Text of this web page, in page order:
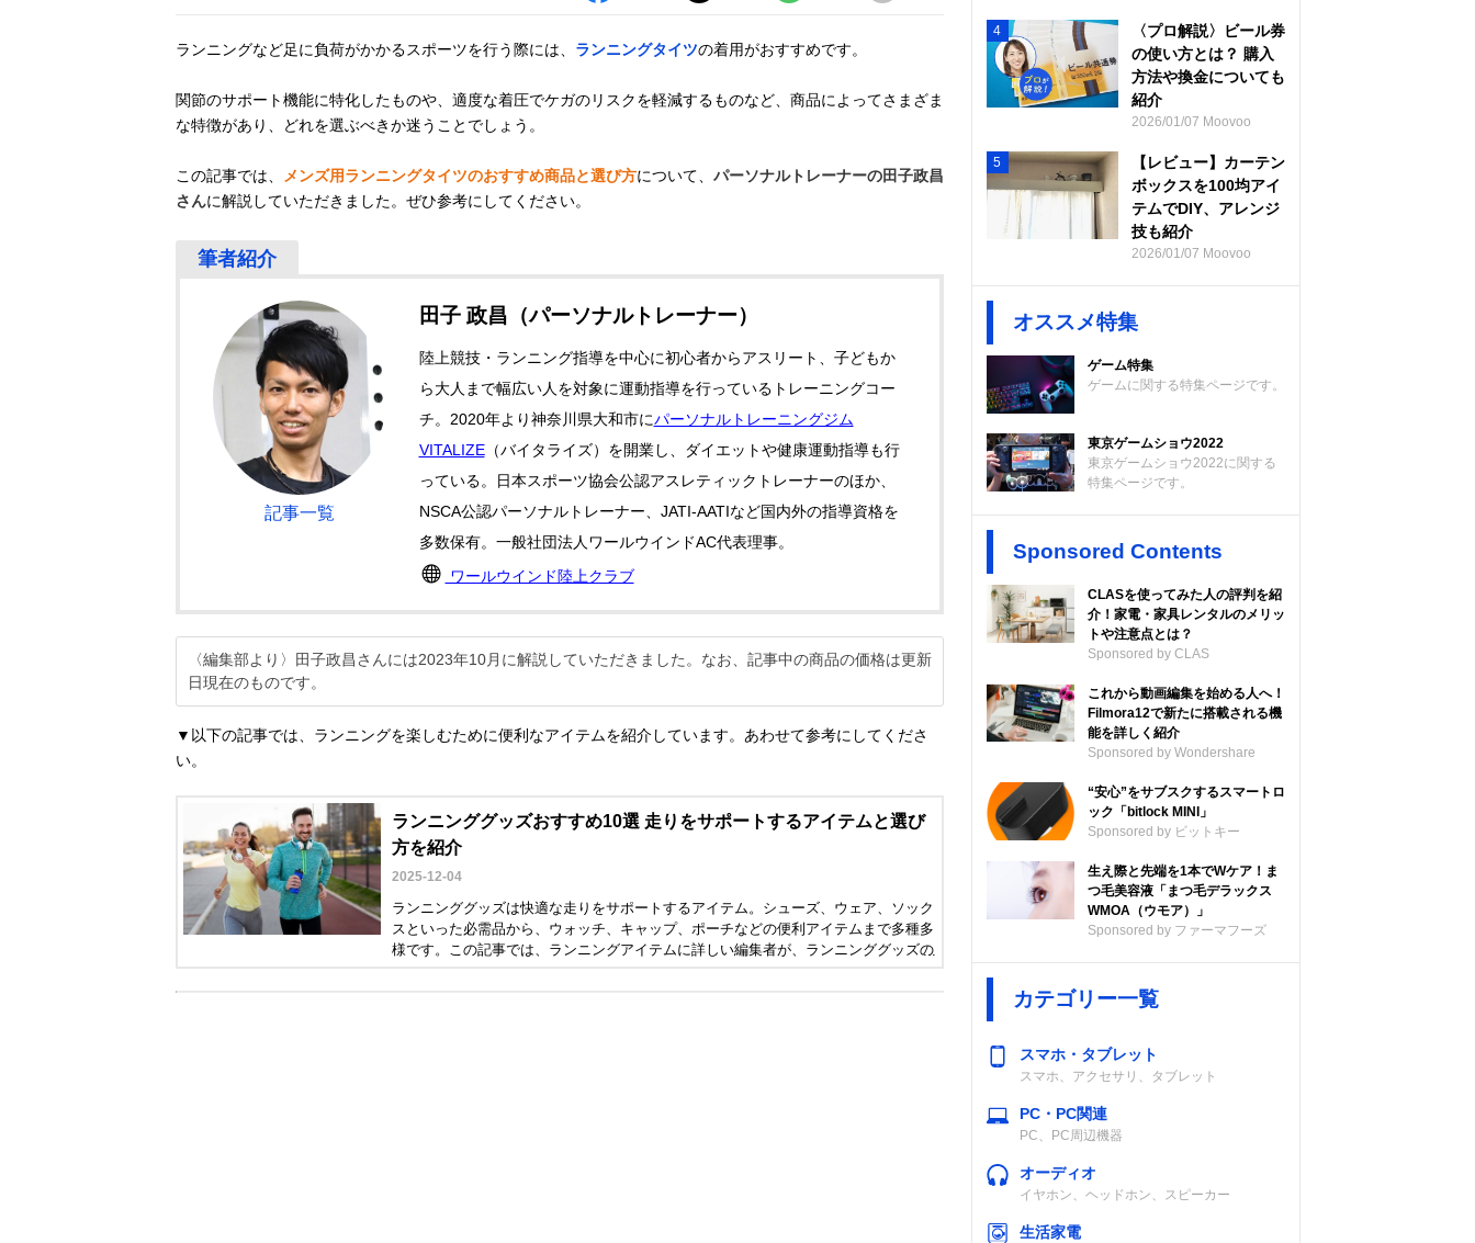
ランニングなど足に負荷がかかるスポーツを行う際には、 ランニングタイツの着用がおすすめです。
関節のサポート機能に特化したものや、適度な着圧でケガのリスクを軽減するものなど、商品によってさまざま
な特徴があり、どれを選ぶべきか迷うことでしょう。
この記事では、 メンズ用ランニングタイツのおすすめ商品と選び方について、 パーソナルトレーナーの田子政昌
さんに解説していただきました。ぜひ参考にしてください。
記事一覧
田子 政昌（パーソナルトレーナー）
陸上競技・ランニング指導を中心に初心者からアスリート、子どもか
ら大人まで幅広い人を対象に運動指導を行っているトレーニングコー
チ。2020年より神奈川県大和市にパーソナルトレーニングジム
VITALIZE（バイタライズ）を開業し、ダイエットや健康運動指導も行
っている。日本スポーツ協会公認アスレティックトレーナーのほか、
NSCA公認パーソナルトレーナー、JATI‐AATIなど国内外の指導資格を
多数保有。一般社団法人ワールウインドAC代表理事。
ワールウインド陸上クラブ
〈編集部より〉田子政昌さんには2023年10月に解説していただきました。なお、記事中の商品の価格は更新
日現在のものです。
▼以下の記事では、ランニングを楽しむために便利なアイテムを紹介しています。あわせて参考にしてくださ
い。
ランニンググッズおすすめ10選 走りをサポートするアイテムと選び
方を紹介
2025-12-04
ランニンググッズは快適な走りをサポートするアイテム。シューズ、ウェア、ソック
スといった必需品から、ウォッチ、キャップ、ポーチなどの便利アイテムまで多種多
様です。この記事では、ランニングアイテムに詳しい編集者が、ランニンググッズの
4
〈プロ解説〉ビール券
の使い方とは？ 購入
方法や換金についても
紹介
2026/01/07 Moovoo
5
【レビュー】カーテン
ボックスを100均アイ
テムでDIY、アレンジ
技も紹介
2026/01/07 Moovoo
オススメ特集
ゲーム特集
ゲームに関する特集ページです。
東京ゲームショウ2022
東京ゲームショウ2022に関する
特集ページです。
Sponsored Contents
CLASを使ってみた人の評判を紹
介！家電・家具レンタルのメリッ
トや注意点とは？
Sponsored by CLAS
これから動画編集を始める人へ！
Filmora12で新たに搭載される機
能を詳しく紹介
Sponsored by Wondershare
“安心”をサブスクするスマートロ
ック「bitlock MINI」
Sponsored by ビットキー
生え際と先端を1本でWケア！ま
つ毛美容液「まつ毛デラックス
WMOA（ウモア）」
Sponsored by ファーマフーズ
カテゴリー一覧
スマホ・タブレット
スマホ、アクセサリ、タブレット
PC・PC関連
PC、PC周辺機器
オーディオ
イヤホン、ヘッドホン、スピーカー
生活家電